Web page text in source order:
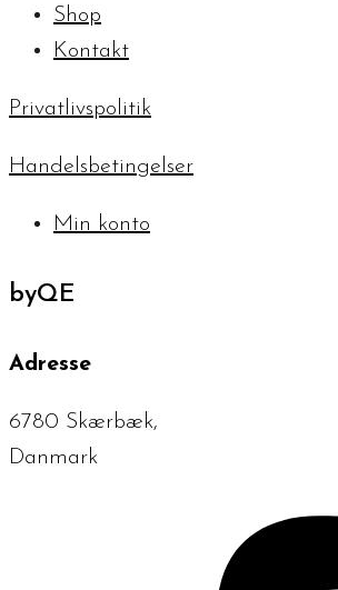
Shop
Kontakt
Privatlivspolitik
Handelsbetingelser
Min konto
byQE
Adresse
6780 Skærbæk,
Danmark